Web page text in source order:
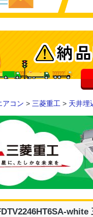
アコン > 三菱重工 > 天井埋